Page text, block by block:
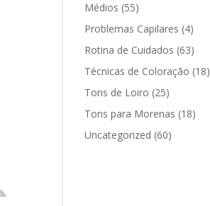
Médios (55)
Problemas Capilares (4)
Rotina de Cuidados (63)
Técnicas de Coloração (18)
Tons de Loiro (25)
Tons para Morenas (18)
Uncategorized (60)